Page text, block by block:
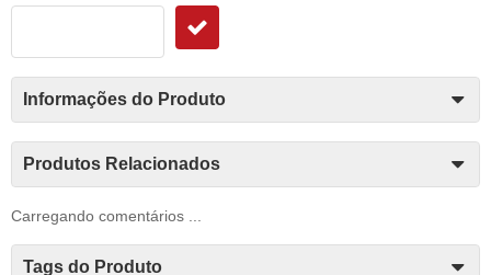
Informações do Produto
Produtos Relacionados
Carregando comentários ...
Tags do Produto